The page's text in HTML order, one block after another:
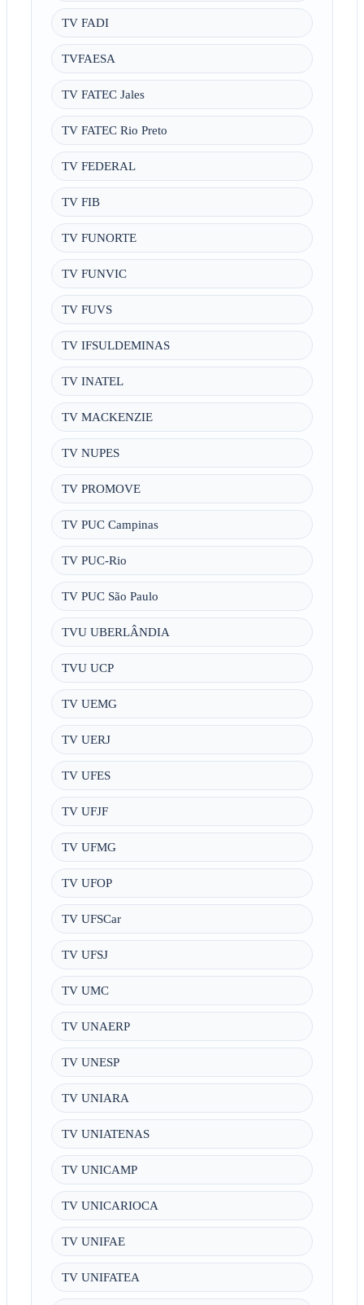
TV FADI
TVFAESA
TV FATEC Jales
TV FATEC Rio Preto
TV FEDERAL
TV FIB
TV FUNORTE
TV FUNVIC
TV FUVS
TV IFSULDEMINAS
TV INATEL
TV MACKENZIE
TV NUPES
TV PROMOVE
TV PUC Campinas
TV PUC-Rio
TV PUC São Paulo
TVU UBERLÂNDIA
TVU UCP
TV UEMG
TV UERJ
TV UFES
TV UFJF
TV UFMG
TV UFOP
TV UFSCar
TV UFSJ
TV UMC
TV UNAERP
TV UNESP
TV UNIARA
TV UNIATENAS
TV UNICAMP
TV UNICARIOCA
TV UNIFAE
TV UNIFATEA